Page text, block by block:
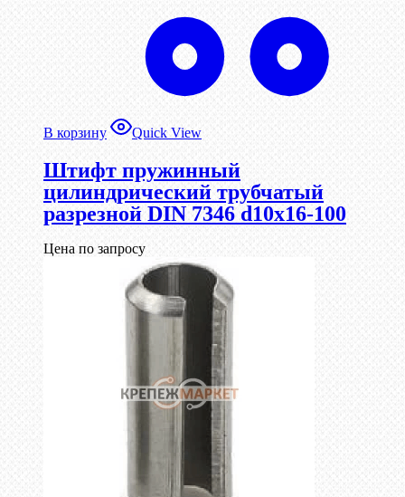
В корзину Quick View
Штифт пружинный
цилиндрический трубчатый
разрезной DIN 7346 d10х16-100
Цена по запросу